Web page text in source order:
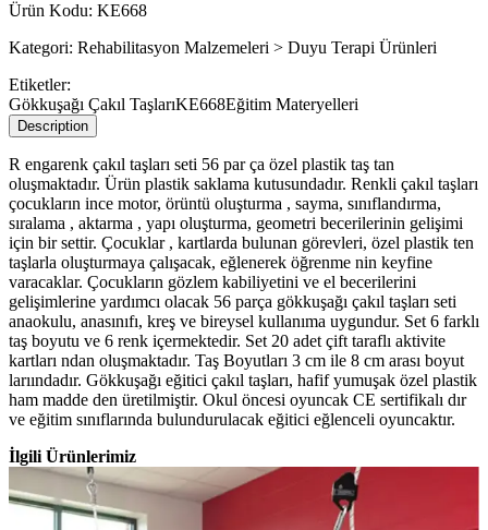
Ürün Kodu: KE668
Kategori: Rehabilitasyon Malzemeleri > Duyu Terapi Ürünleri
Etiketler:
Gökkuşağı Çakıl TaşlarıKE668Eğitim Materyelleri
Description
R engarenk çakıl taşları seti 56 par ça özel plastik taş tan
oluşmaktadır. Ürün plastik saklama kutusundadır. Renkli çakıl taşları
çocukların ince motor, örüntü oluşturma , sayma, sınıflandırma,
sıralama , aktarma , yapı oluşturma, geometri becerilerinin gelişimi
için bir settir. Çocuklar , kartlarda bulunan görevleri, özel plastik ten
taşlarla oluşturmaya çalışacak, eğlenerek öğrenme nin keyfine
varacaklar. Çocukların gözlem kabiliyetini ve el becerilerini
gelişimlerine yardımcı olacak 56 parça gökkuşağı çakıl taşları seti
anaokulu, anasınıfı, kreş ve bireysel kullanıma uygundur. Set 6 farklı
taş boyutu ve 6 renk içermektedir. Set 20 adet çift taraflı aktivite
kartları ndan oluşmaktadır. Taş Boyutları 3 cm ile 8 cm arası boyut
larıındadır. Gökkuşağı eğitici çakıl taşları, hafif yumuşak özel plastik
ham madde den üretilmiştir. Okul öncesi oyuncak CE sertifikalı dır
ve eğitim sınıflarında bulundurulacak eğitici eğlenceli oyuncaktır.
İlgili Ürünlerimiz